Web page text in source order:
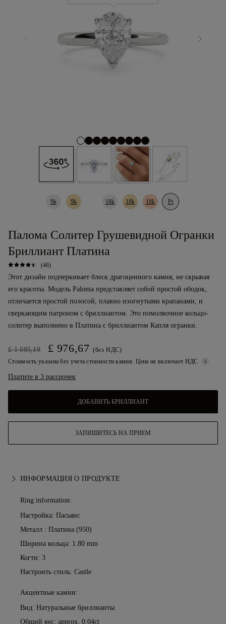
9k 9k 18k 18k 18k Pt
Палома Солитер Грушевидной Огранки
Бриллиант Платина
(46)
Этот дизайн подчеркивает блеск драгоценного камня, не скрывая
его красоты. Модель Paloma представляет собой простой ободок,
отличается простой полосой, плавно изогнутыми крапанами, и
сверкающим патроном с бриллиантом. Это помолвочное кольцо-
солитер выполнено в Платина с бриллиантом Капля огранки.
£ 1 085,19 £ 976,67 (без НДС)
Стоимость указана без учета стоимости камня. Цена не включает НДС
Платите в 3 рассрочек
ДОБАВИТЬ БРИЛЛИАНТ
ЗАПИШИТЕСЬ НА ПРИЕМ
ИНФОРМАЦИЯ О ПРОДУКТЕ
Ring information:
Настройка: Пасьянс
Металл : Платина (950)
Ширина кольца: 1.80 mm
Когти: 3
Настроить стиль: Castle
Акцентные камни:
Вид: Натуральные бриллианты
Общий вес: approx. 0.04ct